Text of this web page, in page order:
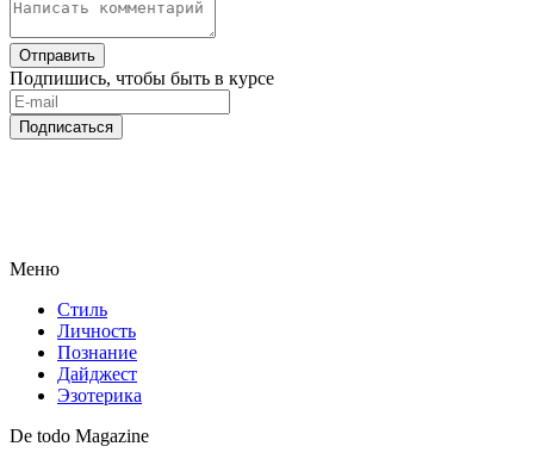
Отправить
Подпишись, чтобы быть в курсе
Подписаться
Меню
Стиль
Личность
Познание
Дайджест
Эзотерика
De todo Magazine